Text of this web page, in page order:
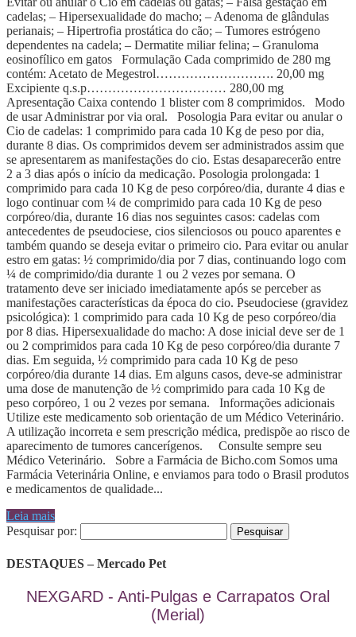
cadelas; – Hipersexualidade do macho; – Adenoma de glândulas
perianais; – Hipertrofia prostática do cão; – Tumores estrógeno
dependentes na cadela; – Dermatite miliar felina; – Granuloma
eosinofílico em gatos Formulação Cada comprimido de 280 mg
contém: Acetato de Megestrol………………………. 20,00 mg
Excipiente q.s.p…………………………… 280,00 mg
Apresentação Caixa contendo 1 blister com 8 comprimidos. Modo
de usar Administrar por via oral. Posologia Para evitar ou anular o
Cio de cadelas: 1 comprimido para cada 10 Kg de peso por dia,
durante 8 dias. Os comprimidos devem ser administrados assim que
se apresentarem as manifestações do cio. Estas desaparecerão entre
2 a 3 dias após o início da medicação. Posologia prolongada: 1
comprimido para cada 10 Kg de peso corpóreo/dia, durante 4 dias e
logo continuar com ¼ de comprimido para cada 10 Kg de peso
corpóreo/dia, durante 16 dias nos seguintes casos: cadelas com
antecedentes de pseudociese, cios silenciosos ou pouco aparentes e
também quando se deseja evitar o primeiro cio. Para evitar ou anular
estro em gatas: ½ comprimido/dia por 7 dias, continuando logo com
¼ de comprimido/dia durante 1 ou 2 vezes por semana. O
tratamento deve ser iniciado imediatamente após se perceber as
manifestações características da época do cio. Pseudociese (gravidez
psicológica): 1 comprimido para cada 10 Kg de peso corpóreo/dia
por 8 dias. Hipersexualidade do macho: A dose inicial deve ser de 1
ou 2 comprimidos para cada 10 Kg de peso corpóreo/dia durante 7
dias. Em seguida, ½ comprimido para cada 10 Kg de peso
corpóreo/dia durante 14 dias. Em alguns casos, deve-se administrar
uma dose de manutenção de ½ comprimido para cada 10 Kg de
peso corpóreo, 1 ou 2 vezes por semana. Informações adicionais
Utilize este medicamento sob orientação de um Médico Veterinário.
A utilização incorreta e sem prescrição médica, predispõe ao risco de
aparecimento de tumores cancerígenos. Consulte sempre seu
Médico Veterinário. Sobre a Farmácia de Bicho.com Somos uma
Farmácia Veterinária Online, e enviamos para todo o Brasil produtos
e medicamentos de qualidade...
Leia mais
Pesquisar por:
DESTAQUES – Mercado Pet
NEXGARD - Anti-Pulgas e Carrapatos Oral
(Merial)